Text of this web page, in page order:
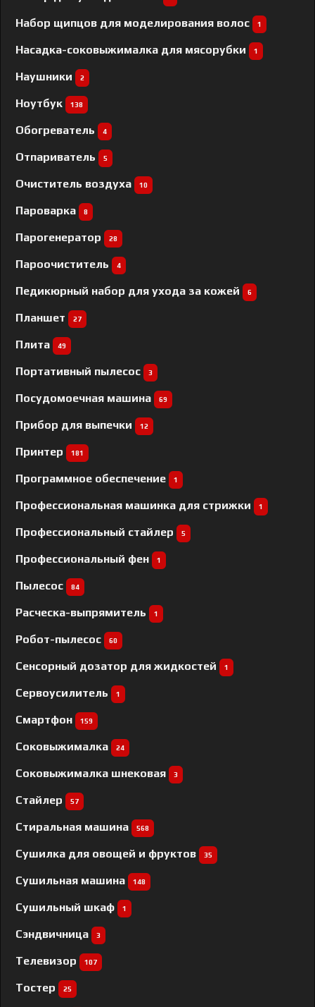
Набор щипцов для моделирования волос 1
Насадка-соковыжималка для мясорубки 1
Наушники 2
Ноутбук 138
Обогреватель 4
Отпариватель 5
Очиститель воздуха 10
Пароварка 8
Парогенератор 28
Пароочиститель 4
Педикюрный набор для ухода за кожей 6
Планшет 27
Плита 49
Портативный пылесос 3
Посудомоечная машина 69
Прибор для выпечки 12
Принтер 181
Программное обеспечение 1
Профессиональная машинка для стрижки 1
Профессиональный cтайлер 5
Профессиональный фен 1
Пылесос 84
Расческа-выпрямитель 1
Робот-пылесос 60
Сенсорный дозатор для жидкостей 1
Сервоусилитель 1
Смартфон 159
Соковыжималка 24
Соковыжималка шнековая 3
Стайлер 57
Стиральная машина 568
Сушилка для овощей и фруктов 35
Сушильная машина 148
Сушильный шкаф 1
Сэндвичница 3
Телевизор 107
Тостер 25